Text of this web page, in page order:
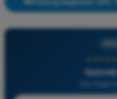
Alle Fragen